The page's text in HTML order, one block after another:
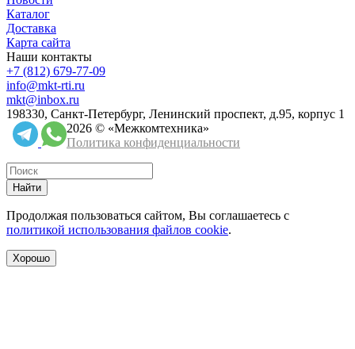
Каталог
Доставка
Карта сайта
Наши контакты
+7 (812) 679-77-09
info@mkt-rti.ru
mkt@inbox.ru
198330, Санкт-Петербург, Ленинский проспект, д.95, корпус 1
2026 © «Межкомтехника»
Политика конфиденциальности
Найти
Продолжая пользоваться сайтом, Вы соглашаетесь с
политикой использования файлов cookie.
Хорошо